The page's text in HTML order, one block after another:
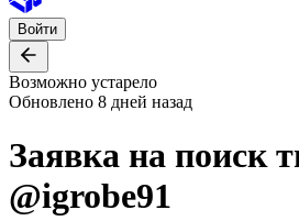
Войти
Возможно устарело
Обновлено 8 дней назад
Заявка на поиск
@igrobe91